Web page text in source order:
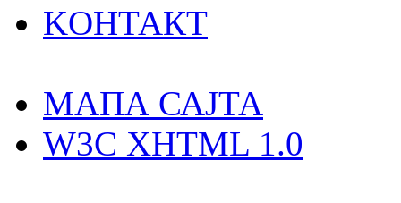
KOНТАКТ
MAПА САЈТА
W3C XHTML 1.0